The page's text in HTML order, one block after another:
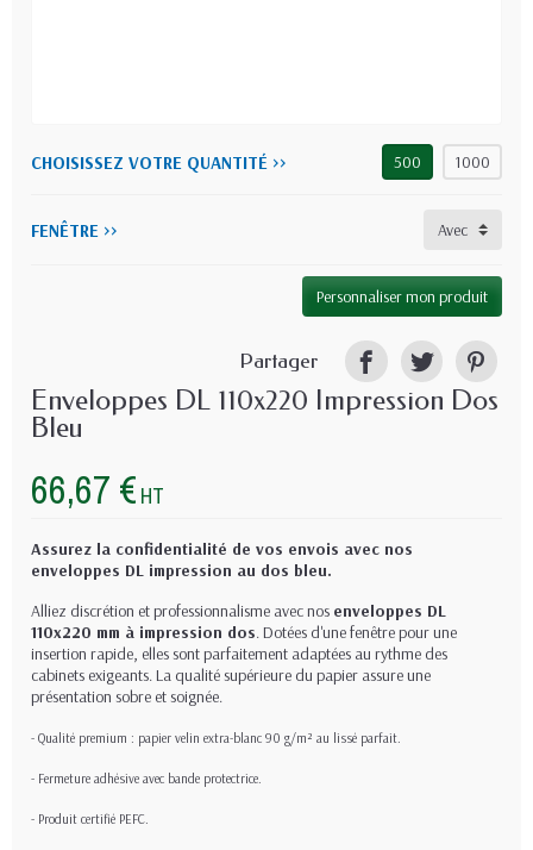
CHOISISSEZ VOTRE QUANTITÉ >> 500 1000
FENÊTRE >>
Personnaliser mon produit
Partager
Enveloppes DL 110x220 Impression Dos
Bleu
66,67 € HT
Assurez la confidentialité de vos envois avec nos
enveloppes DL impression au dos bleu.
Alliez discrétion et professionnalisme avec nos enveloppes DL
110x220 mm à impression dos. Dotées d'une fenêtre pour une
insertion rapide, elles sont parfaitement adaptées au rythme des
cabinets exigeants. La qualité supérieure du papier assure une
présentation sobre et soignée.
- Qualité premium : papier velin extra-blanc 90 g/m² au lissé parfait.
- Fermeture adhésive avec bande protectrice.
- Produit certifié PEFC.